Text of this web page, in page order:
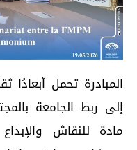
المبادرة تحمل أبعادًا
إلى ربط الجامعة
مادة للنقاش